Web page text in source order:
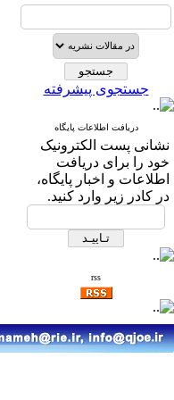
جستجوی پیشرفته
دریافت اطلاعات پایگاه
نشانی پست الکترونیک
خود را برای دریافت
اطلاعات و اخبار پایگاه،
در کادر زیر وارد کنید.
rss